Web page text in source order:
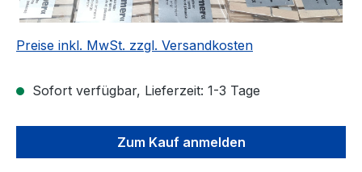
Preise inkl. MwSt. zzgl. Versandkosten
Sofort verfügbar, Lieferzeit: 1-3 Tage
Zum Kauf anmelden